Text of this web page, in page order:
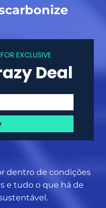
EXCLUSIVE
Deal
dentro de condições
e tudo o que há de